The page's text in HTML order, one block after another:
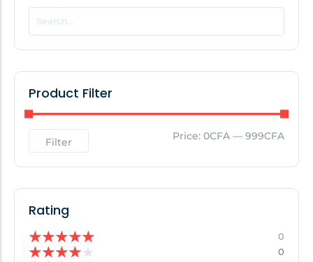
POPULAR THIS WEEK
No Posts Found!
No Posts Found!
Product Filter
Filter Price: 0CFA — 999CFA
Rating
★★★★★ 0
★★★★★ 0